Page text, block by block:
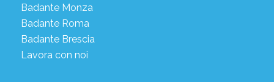
Badante Monza
Badante Roma
Badante Brescia
Lavora con noi